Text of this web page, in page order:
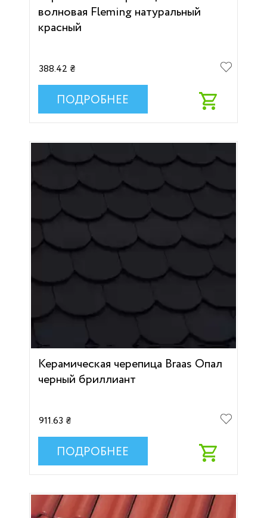
волновая Fleming натуральный
красный
388.42 ₴
ПОДРОБНЕЕ
Керамическая черепица Braas Опал
черный бриллиант
911.63 ₴
ПОДРОБНЕЕ